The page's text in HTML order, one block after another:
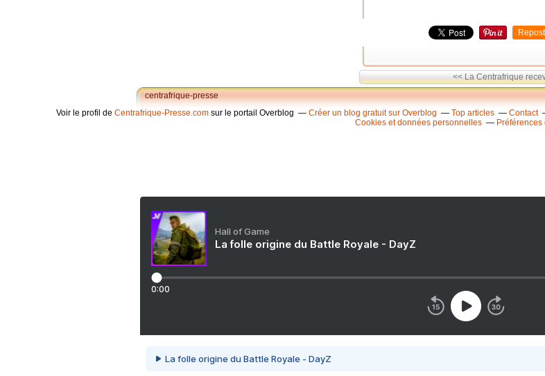
Repost
<< La Centrafrique
centrafrique-presse
Voir le profil de Centrafrique-Presse.com sur le portail Overblog Créer un blog gratuit sur Overblog Top articles Contact
Cookies et données personnelles
Préférences
Hall of Game
La folle origine du Battle Royale - DayZ
0:00
La folle origine du Battle Royale - DayZ